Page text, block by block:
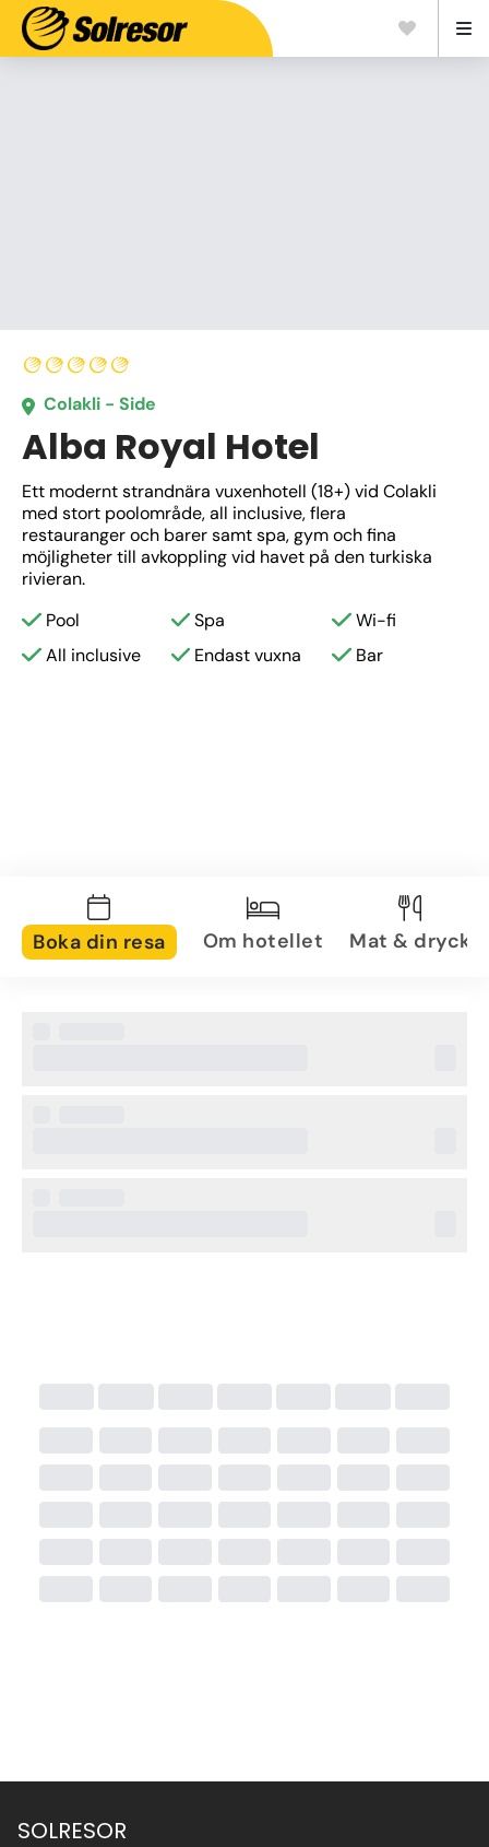
Colakli - Side
Alba Royal Hotel
Ett modernt strandnära vuxenhotell (18+) vid Colakli
med stort poolområde, all inclusive, flera
restauranger och barer samt spa, gym och fina
möjligheter till avkoppling vid havet på den turkiska
rivieran.
Pool
Spa
Wi-fi
All inclusive
Endast vuxna Bar
Boka din resa Om hotellet Mat & dryck
SOLRESOR